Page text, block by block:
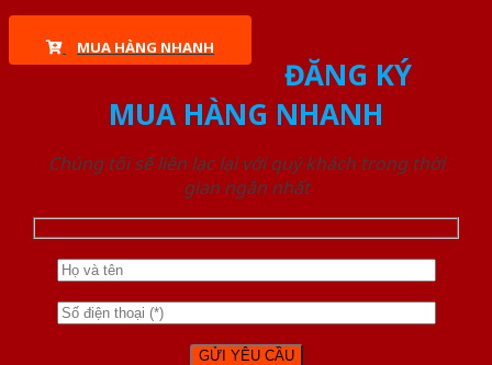
MUA HÀNG NHANH
ĐĂNG KÝ
MUA HÀNG NHANH
Chúng tôi sẽ liên lạc lại với quý khách trong thời
gian ngắn nhất